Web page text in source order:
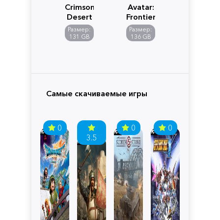
Crimson
Desert
Размер:
131 GB
Avatar:
Frontiers
of
Pandora
Размер:
136 GB
Самые скачиваемые игры
0
3.5
0 0